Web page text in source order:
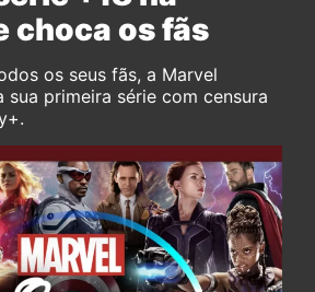
choca os fãs
os seus fãs, a Marvel
sua primeira série com censura